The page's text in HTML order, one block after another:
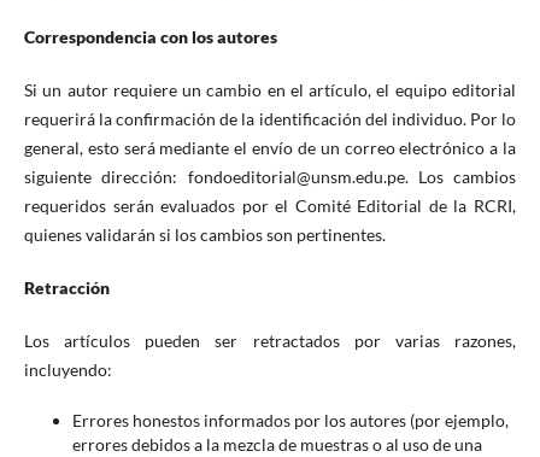
Correspondencia con los autores
Si un autor requiere un cambio en el artículo, el equipo editorial
requerirá la confirmación de la identificación del individuo. Por lo
general, esto será mediante el envío de un correo electrónico a la
siguiente dirección: fondoeditorial@unsm.edu.pe. Los cambios
requeridos serán evaluados por el Comité Editorial de la RCRI,
quienes validarán si los cambios son pertinentes.
Retracción
Los artículos pueden ser retractados por varias razones,
incluyendo:
Errores honestos informados por los autores (por ejemplo,
errores debidos a la mezcla de muestras o al uso de una